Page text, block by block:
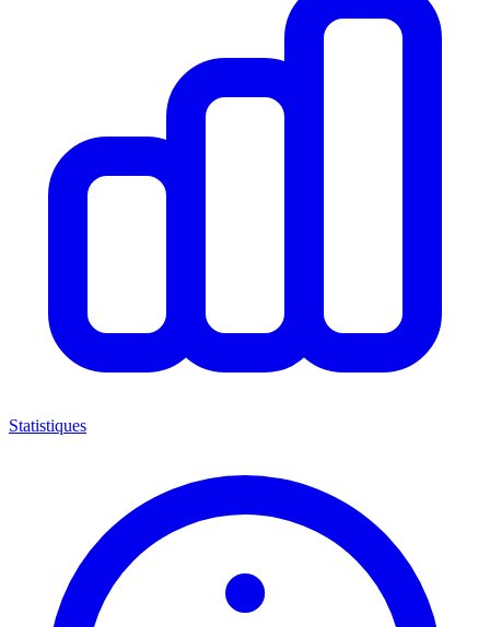
Statistiques